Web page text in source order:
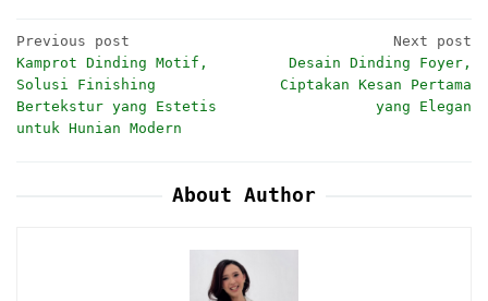
Post
navigation
Previous post
Kamprot Dinding Motif,
Solusi Finishing
Bertekstur yang Estetis
untuk Hunian Modern
Next post
Desain Dinding Foyer,
Ciptakan Kesan Pertama
yang Elegan
About Author